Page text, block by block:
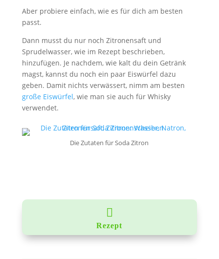
Aber probiere einfach, wie es für dich am besten
passt.
Dann musst du nur noch Zitronensaft und
Sprudelwasser, wie im Rezept beschrieben,
hinzufügen. Je nachdem, wie kalt du dein Getränk
magst, kannst du noch ein paar Eiswürfel dazu
geben. Damit nichts verwässert, nimm am besten
große Eiswürfel, wie man sie auch für Whisky
verwendet.
Die Zutaten für Soda Zitron

Rezept